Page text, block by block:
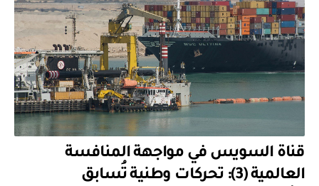
قناة السويس في مواجهة المنافسة
العالمية (3): تحركات وطنية تُسابق